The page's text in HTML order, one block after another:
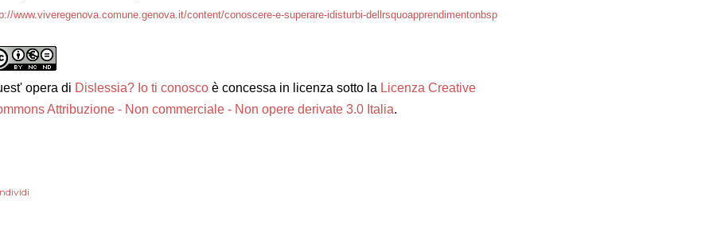
www.viveregenova.comune.genova.it/content/conoscere-e-superare-idisturbi-dellrsquoapprendimentonbsp
opera di Dislessia? Io ti conosco è concessa in licenza sotto la Licenza Creative
Attribuzione - Non commerciale - Non opere derivate 3.0 Italia.